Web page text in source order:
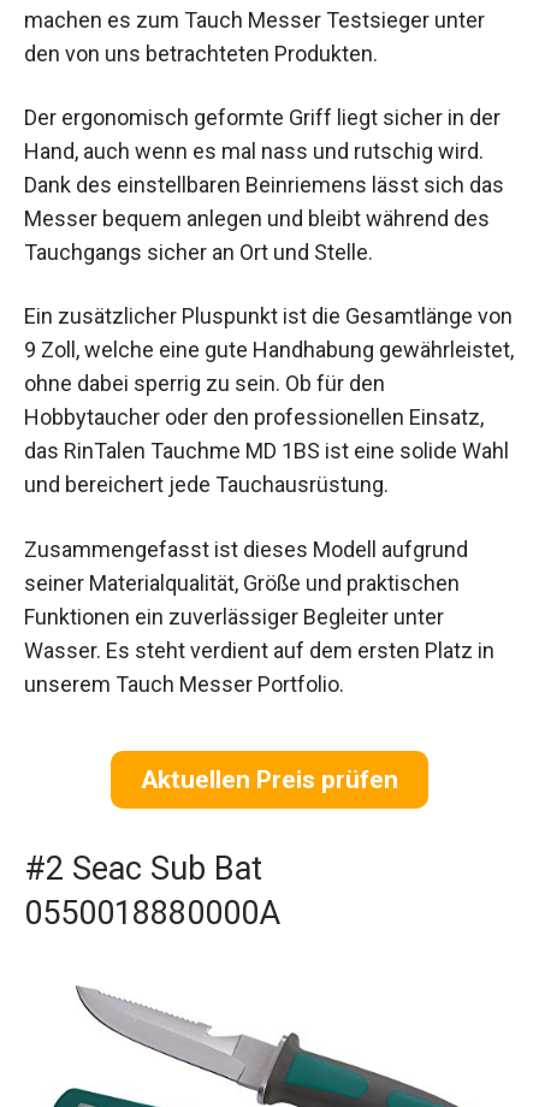
machen es zum Tauch Messer Testsieger unter
den von uns betrachteten Produkten.
Der ergonomisch geformte Griff liegt sicher in der
Hand, auch wenn es mal nass und rutschig wird.
Dank des einstellbaren Beinriemens lässt sich das
Messer bequem anlegen und bleibt während des
Tauchgangs sicher an Ort und Stelle.
Ein zusätzlicher Pluspunkt ist die Gesamtlänge von
9 Zoll, welche eine gute Handhabung gewährleistet,
ohne dabei sperrig zu sein. Ob für den
Hobbytaucher oder den professionellen Einsatz,
das RinTalen Tauchme MD 1BS ist eine solide Wahl
und bereichert jede Tauchausrüstung.
Zusammengefasst ist dieses Modell aufgrund
seiner Materialqualität, Größe und praktischen
Funktionen ein zuverlässiger Begleiter unter
Wasser. Es steht verdient auf dem ersten Platz in
unserem Tauch Messer Portfolio.
Aktuellen Preis prüfen
#2 Seac Sub Bat
0550018880000A